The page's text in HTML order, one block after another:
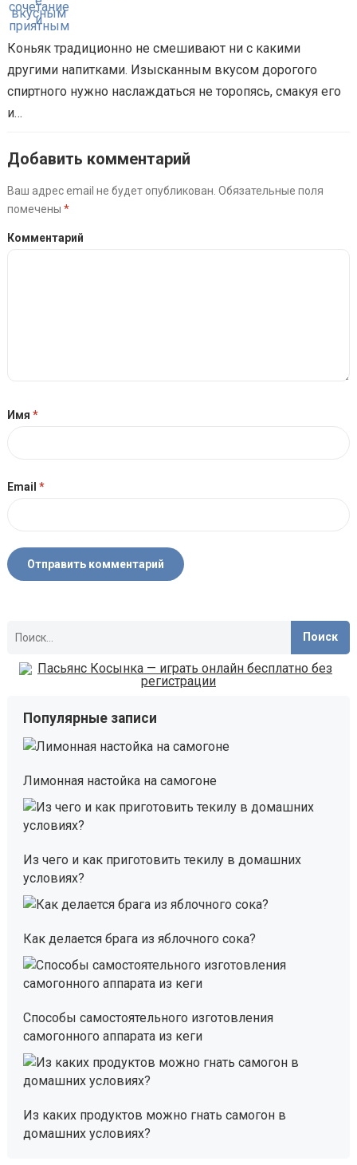
Коньяк традиционно не смешивают ни с какими
другими напитками. Изысканным вкусом дорогого
спиртного нужно наслаждаться не торопясь, смакуя его
и…
Добавить комментарий
Ваш адрес email не будет опубликован. Обязательные поля
помечены *
Комментарий
Имя *
Email *
Популярные записи
Лимонная настойка на самогоне
Из чего и как приготовить текилу в домашних
условиях?
Как делается брага из яблочного сока?
Способы самостоятельного изготовления
самогонного аппарата из кеги
Из каких продуктов можно гнать самогон в
домашних условиях?